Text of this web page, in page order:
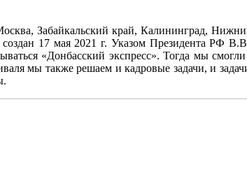
Забайкальский край, Калининград,
17 мая 2021 г. Указом Президента РФ
«Донбасский экспресс». Тогда мы
мы также решаем и кадровые задачи, и